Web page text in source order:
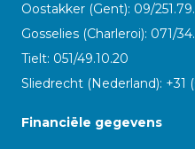
Oostakker (Gent): 09/
Gosselies (Charleroi): 071/
Tielt: 051/49.10.20
Sliedrecht (Nederland): +31
Financiële gegevens